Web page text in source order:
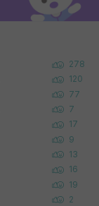
278
120
77
7
17
9
13
16
19
2